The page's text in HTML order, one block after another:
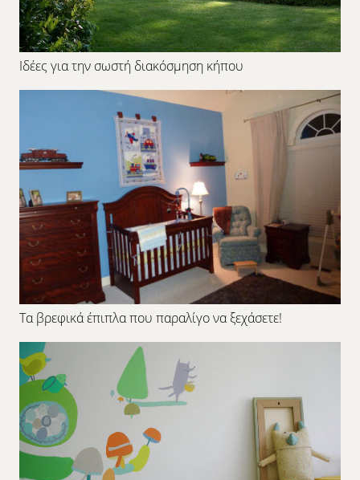
Ιδέες για την σωστή διακόσμηση κήπου
Τα βρεφικά έπιπλα που παραλίγο να ξεχάσετε!